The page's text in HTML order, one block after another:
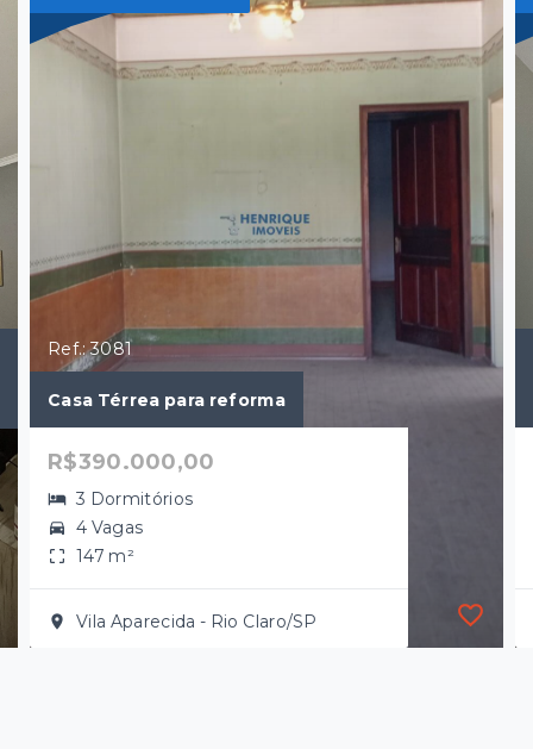
Ref.: 3081
Casa Térrea para reforma
R$390.000,00
3 Dormitórios
4 Vagas
147 m²
Vila Aparecida - Rio Claro/SP